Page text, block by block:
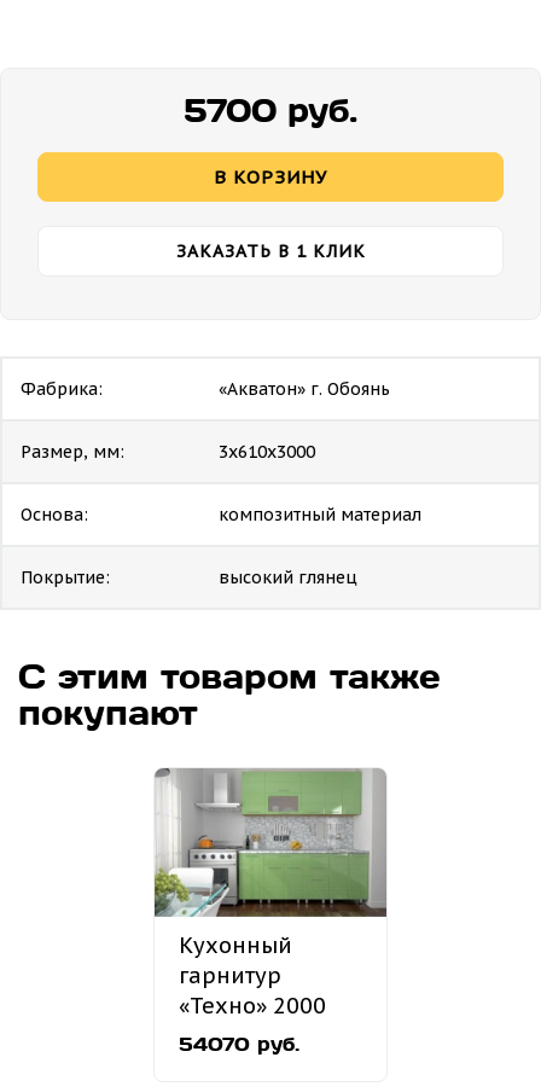
5700 руб.
В КОРЗИНУ
ЗАКАЗАТЬ В 1 КЛИК
Фабрика: «Акватон» г. Обоянь
Размер, мм: 3х610х3000
Основа: композитный материал
Покрытие: высокий глянец
С этим товаром также
покупают
Кухонный
гарнитур
«Техно» 2000
мм
54070 руб.